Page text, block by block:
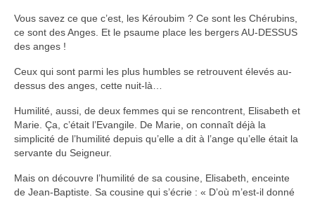
Vous savez ce que c’est, les Kéroubim ? Ce sont les Chérubins,
ce sont des Anges. Et le psaume place les bergers AU-DESSUS
des anges !
Ceux qui sont parmi les plus humbles se retrouvent élevés au-
dessus des anges, cette nuit-là…
Humilité, aussi, de deux femmes qui se rencontrent, Elisabeth et
Marie. Ça, c’était l’Evangile. De Marie, on connaît déjà la
simplicité de l’humilité depuis qu’elle a dit à l’ange qu’elle était la
servante du Seigneur.
Mais on découvre l’humilité de sa cousine, Elisabeth, enceinte
de Jean-Baptiste. Sa cousine qui s’écrie : « D’où m’est-il donné